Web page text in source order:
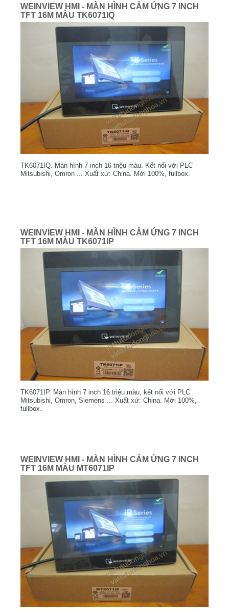
WEINVIEW HMI - MÀN HÌNH CẢM ỨNG 7 INCH
TFT 16M MÀU TK6071IQ
TK6071IQ. Màn hình 7 inch 16 triệu màu. Kết nối với PLC
Mitsubishi, Omron ... Xuất xứ: China. Mới 100%, fullbox.
WEINVIEW HMI - MÀN HÌNH CẢM ỨNG 7 INCH
TFT 16M MÀU TK6071IP
TK6071IP. Màn hình 7 inch 16 triệu màu, kết nối với PLC
Mitsubishi, Omron, Siemens ... Xuất xứ: China. Mới 100%,
fullbox.
WEINVIEW HMI - MÀN HÌNH CẢM ỨNG 7 INCH
TFT 16M MÀU MT6071IP